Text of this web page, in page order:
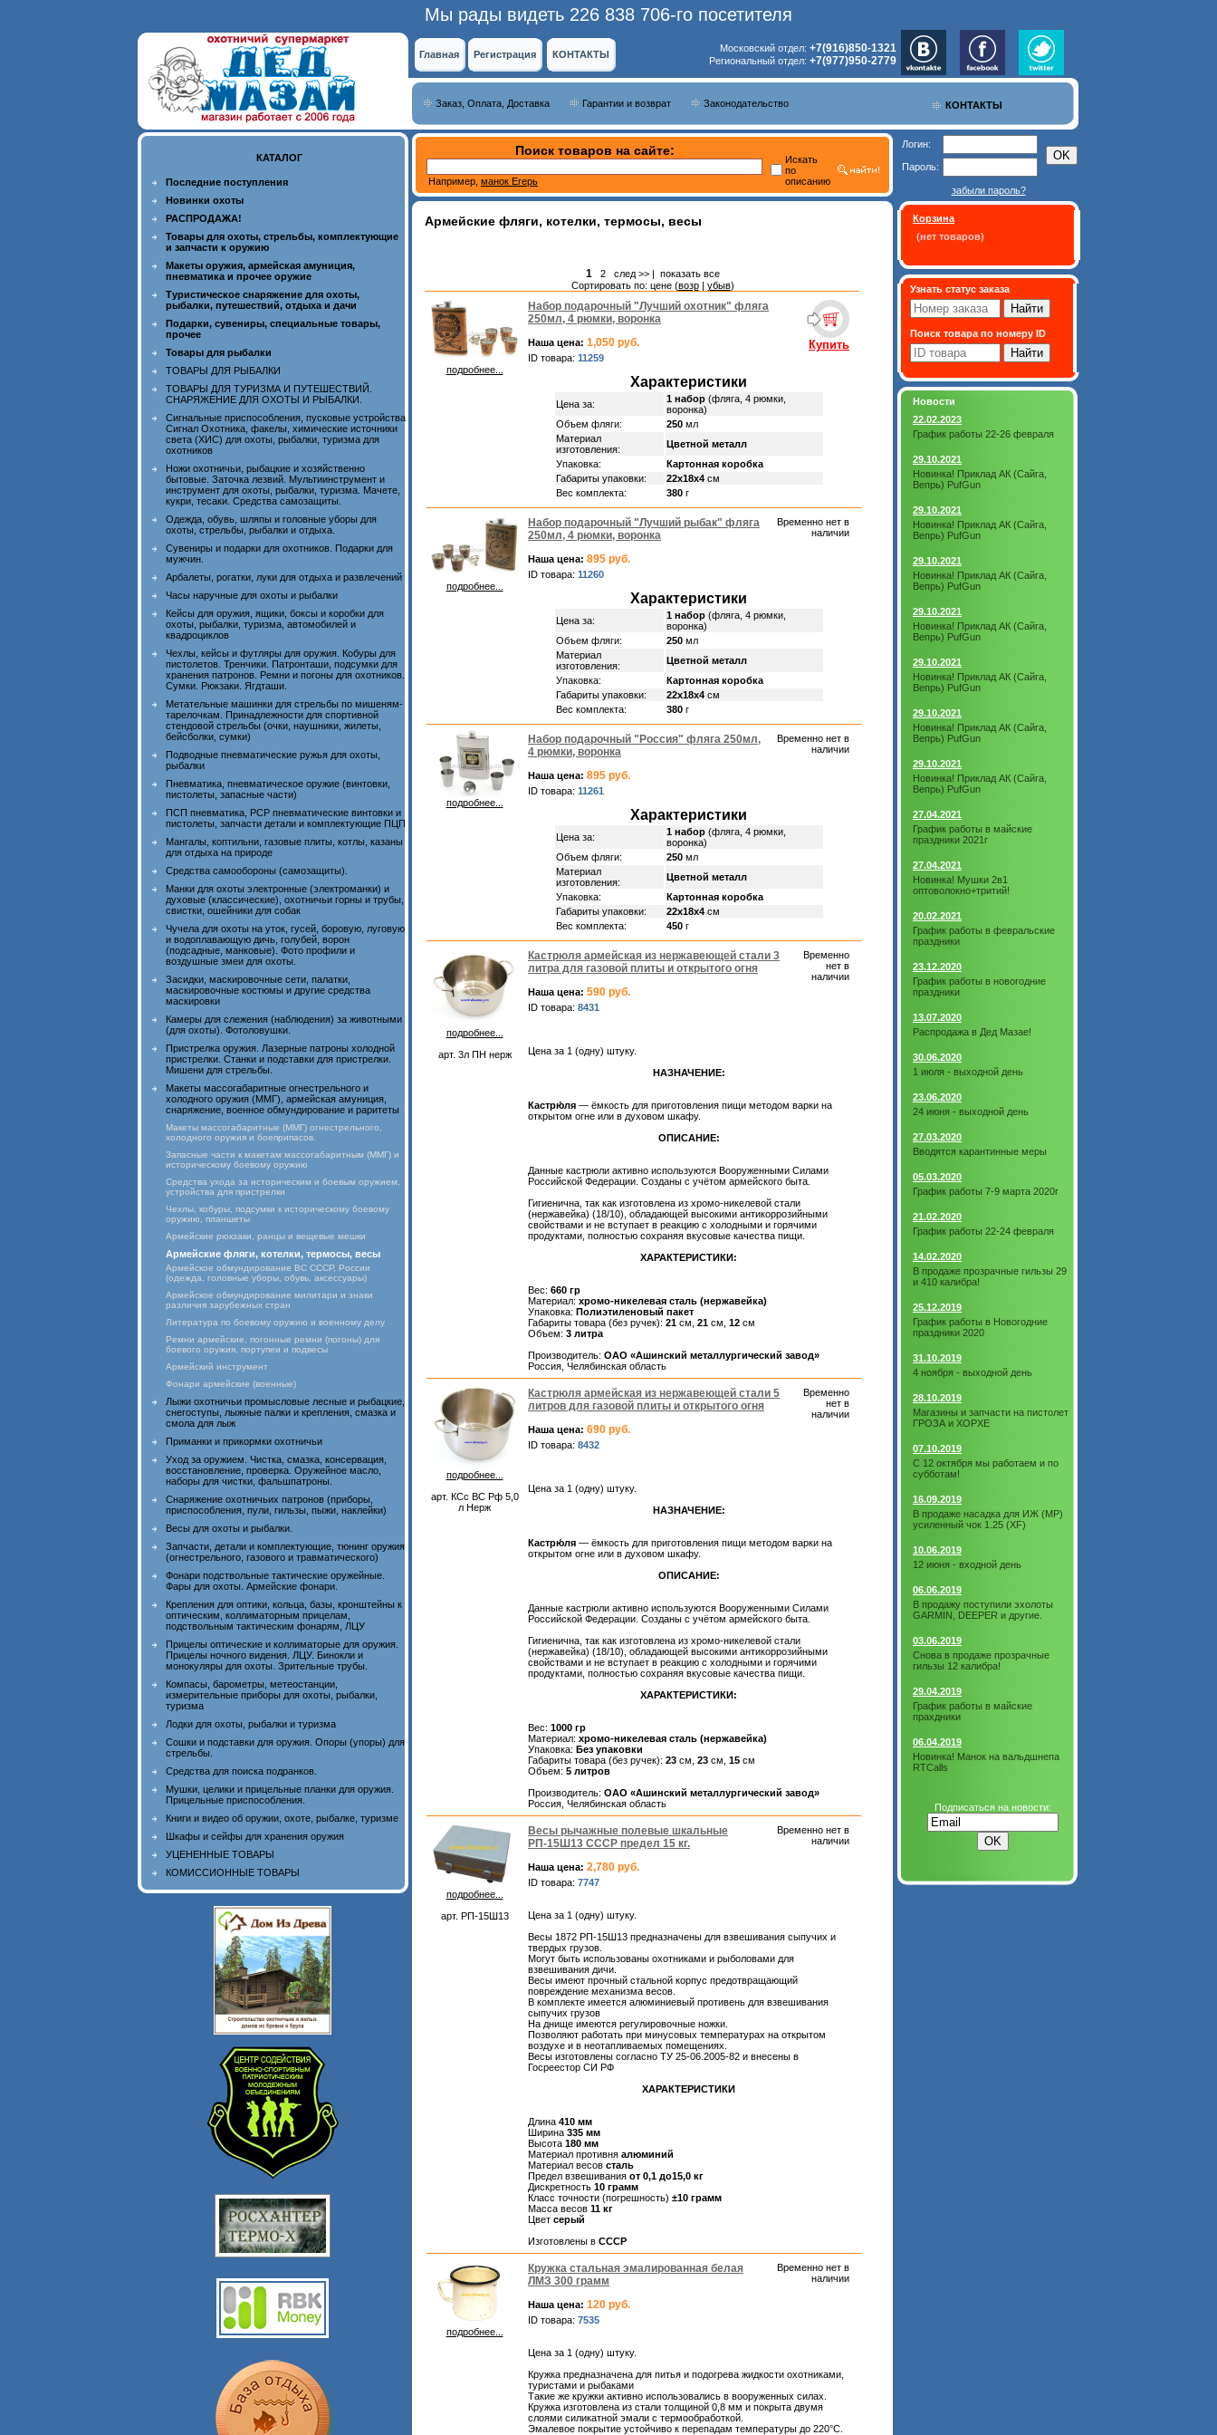
Мы рады видеть 226 838 706-го посетителя
Главная Регистрация КОНТАКТЫ
Московский отдел: +7(916)850-1321
Региональный отдел: +7(977)950-2779
КОНТАКТЫ
Заказ, Оплата, Доставка Гарантии и возврат Законодательство
КАТАЛОГ
Последние поступления
Новинки охоты
РАСПРОДАЖА!
Товары для охоты, стрельбы, комплектующие
и запчасти к оружию
Макеты оружия, армейская амуниция,
пневматика и прочее оружие
Туристическое снаряжение для охоты,
рыбалки, путешествий, отдыха и дачи
Подарки, сувениры, специальные товары,
прочее
Товары для рыбалки
ТОВАРЫ ДЛЯ РЫБАЛКИ
ТОВАРЫ ДЛЯ ТУРИЗМА И ПУТЕШЕСТВИЙ.
СНАРЯЖЕНИЕ ДЛЯ ОХОТЫ И РЫБАЛКИ.
Сигнальные приспособления, пусковые устройства
Сигнал Охотника, факелы, химические источники
света (ХИС) для охоты, рыбалки, туризма для
охотников
Ножи охотничьи, рыбацкие и хозяйственно
бытовые. Заточка лезвий. Мультиинструмент и
инструмент для охоты, рыбалки, туризма. Мачете,
кукри, тесаки. Средства самозащиты.
Одежда, обувь, шляпы и головные уборы для
охоты, стрельбы, рыбалки и отдыха.
Сувениры и подарки для охотников. Подарки для
мужчин.
Арбалеты, рогатки, луки для отдыха и развлечений
Часы наручные для охоты и рыбалки
Кейсы для оружия, ящики, боксы и коробки для
охоты, рыбалки, туризма, автомобилей и
квадроциклов
Чехлы, кейсы и футляры для оружия. Кобуры для
пистолетов. Тренчики. Патронташи, подсумки для
хранения патронов. Ремни и погоны для охотников.
Сумки. Рюкзаки. Ягдташи.
Метательные машинки для стрельбы по мишеням-
тарелочкам. Принадлежности для спортивной
стендовой стрельбы (очки, наушники, жилеты,
бейсболки, сумки)
Подводные пневматические ружья для охоты,
рыбалки
Пневматика, пневматическое оружие (винтовки,
пистолеты, запасные части)
ПСП пневматика, PCP пневматические винтовки и
пистолеты, запчасти детали и комплектующие ПЦП
Мангалы, коптильни, газовые плиты, котлы, казаны
для отдыха на природе
Средства самообороны (самозащиты).
Манки для охоты электронные (электроманки) и
духовые (классические), охотничьи горны и трубы,
свистки, ошейники для собак
Чучела для охоты на уток, гусей, боровую, луговую
и водоплавающую дичь, голубей, ворон
(подсадные, манковые). Фото профили и
воздушные змеи для охоты.
Засидки, маскировочные сети, палатки,
маскировочные костюмы и другие средства
маскировки
Камеры для слежения (наблюдения) за животными
(для охоты). Фотоловушки.
Пристрелка оружия. Лазерные патроны холодной
пристрелки. Станки и подставки для пристрелки.
Мишени для стрельбы.
Макеты массогабаритные огнестрельного и
холодного оружия (ММГ), армейская амуниция,
снаряжение, военное обмундирование и раритеты
Макеты массогабаритные (ММГ) огнестрельного,
холодного оружия и боеприпасов.
Запасные части к макетам массогабаритным (ММГ) и
историческому боевому оружию
Средства ухода за историческим и боевым оружием,
устройства для пристрелки
Чехлы, кобуры, подсумки к историческому боевому
оружию, планшеты
Армейские рюкзаки, ранцы и вещевые мешки
Армейские фляги, котелки, термосы, весы
Армейское обмундирование ВС СССР, России
(одежда, головные уборы, обувь, аксессуары)
Армейское обмундирование милитари и знаки
различия зарубежных стран
Литература по боевому оружию и военному делу
Ремни армейские, погонные ремни (погоны) для
боевого оружия, портупеи и подвесы
Армейский инструмент
Фонари армейские (военные)
Лыжи охотничьи промысловые лесные и рыбацкие,
снегоступы, лыжные палки и крепления, смазка и
смола для лыж
Приманки и прикормки охотничьи
Уход за оружием. Чистка, смазка, консервация,
восстановление, проверка. Оружейное масло,
наборы для чистки, фальшпатроны.
Снаряжение охотничьих патронов (приборы,
приспособления, пули, гильзы, пыжи, наклейки)
Весы для охоты и рыбалки.
Запчасти, детали и комплектующие, тюнинг оружия
(огнестрельного, газового и травматического)
Фонари подствольные тактические оружейные.
Фары для охоты. Армейские фонари.
Крепления для оптики, кольца, базы, кронштейны к
оптическим, коллиматорным прицелам,
подствольным тактическим фонарям, ЛЦУ
Прицелы оптические и коллиматорые для оружия.
Прицелы ночного видения. ЛЦУ. Бинокли и
монокуляры для охоты. Зрительные трубы.
Компасы, барометры, метеостанции,
измерительные приборы для охоты, рыбалки,
туризма
Лодки для охоты, рыбалки и туризма
Сошки и подставки для оружия. Опоры (упоры) для
стрельбы.
Средства для поиска подранков.
Мушки, целики и прицельные планки для оружия.
Прицельные приспособления.
Книги и видео об оружии, охоте, рыбалке, туризме
Шкафы и сейфы для хранения оружия
УЦЕНЕННЫЕ ТОВАРЫ
КОМИССИОННЫЕ ТОВАРЫ
Поиск товаров на сайте:
Например, манок Егерь
Искать
по
описанию
Армейские фляги, котелки, термосы, весы
1 2 след >>| показать все
Сортировать по: цене (возр| убыв)
подробнее...
Набор подарочный "Лучший охотник" фляга
250мл, 4 рюмки, воронка
Наша цена: 1,050 руб.
ID товара: 11259
Купить
Характеристики
Цена за: 1 набор(фляга, 4 рюмки,
воронка)
Объем фляги:
250 мл
Материал
изготовления:
Цветной металл
Упаковка:
Картонная коробка
Габариты упаковки:
22х18х4 см
Вес комплекта:
380г
подробнее...
Набор подарочный "Лучший рыбак" фляга
250мл, 4 рюмки, воронка
Наша цена: 895 руб.
ID товара: 11260
Временно нет в
наличии
Характеристики
Цена за: 1 набор(фляга, 4 рюмки,
воронка)
Объем фляги:
250 мл
Материал
изготовления:
Цветной металл
Упаковка:
Картонная коробка
Габариты упаковки:
22х18х4 см
Вес комплекта:
380г
подробнее...
Набор подарочный "Россия" фляга 250мл,
4 рюмки, воронка
Наша цена: 895 руб.
ID товара: 11261
Временно нет в
наличии
Характеристики
Цена за: 1 набор(фляга, 4 рюмки,
воронка)
Объем фляги:
250 мл
Материал
изготовления:
Цветной металл
Упаковка:
Картонная коробка
Габариты упаковки:
22х18х4 см
Вес комплекта:
450г
подробнее...
арт. 3л ПН нерж
Кастрюля армейская из нержавеющей стали 3
литра для газовой плиты и открытого огня
Наша цена: 590 руб.
ID товара: 8431
Временно
нет в
наличии
Цена за 1 (одну) штуку.
НАЗНАЧЕНИЕ:
Кастрю́ля — ёмкость для приготовления пищи методом варки на
открытом огне или в духовом шкафу.
ОПИСАНИЕ:
Данные кастрюли активно используются Вооруженными Силами
Российской Федерации. Созданы с учётом армейского быта.
Гигиенична, так как изготовлена из хромо-никелевой стали
(нержавейка) (18/10), обладающей высокими антикоррозийными
свойствами и не вступает в реакцию с холодными и горячими
продуктами, полностью сохраняя вкусовые качества пищи.
ХАРАКТЕРИСТИКИ:
Вес: 660 гр
Материал: хромо-никелевая сталь (нержавейка)
Упаковка: Полиэтиленовый пакет
Габариты товара (без ручек): 21 см, 21 см, 12 см
Объем: 3 литра
Производитель: ОАО «Ашинский металлургический завод»
Россия, Челябинская область
подробнее...
арт. КСс ВС Рф 5,0
л Нерж
Кастрюля армейская из нержавеющей стали 5
литров для газовой плиты и открытого огня
Наша цена: 690 руб.
ID товара: 8432
Временно
нет в
наличии
Цена за 1 (одну) штуку.
НАЗНАЧЕНИЕ:
Кастрю́ля — ёмкость для приготовления пищи методом варки на
открытом огне или в духовом шкафу.
ОПИСАНИЕ:
Данные кастрюли активно используются Вооруженными Силами
Российской Федерации. Созданы с учётом армейского быта.
Гигиенична, так как изготовлена из хромо-никелевой стали
(нержавейка) (18/10), обладающей высокими антикоррозийными
свойствами и не вступает в реакцию с холодными и горячими
продуктами, полностью сохраняя вкусовые качества пищи.
ХАРАКТЕРИСТИКИ:
Вес: 1000 гр
Материал: хромо-никелевая сталь (нержавейка)
Упаковка: Без упаковки
Габариты товара (без ручек): 23 см, 23 см, 15 см
Объем: 5 литров
Производитель: ОАО «Ашинский металлургический завод»
Россия, Челябинская область
подробнее...
арт. РП-15Ш13
Весы рычажные полевые шкальные
РП-15Ш13 СССР предел 15 кг.
Наша цена: 2,780 руб.
ID товара: 7747
Временно нет в
наличии
Цена за 1 (одну) штуку.
Весы 1872 РП-15Ш13 предназначены для взвешивания сыпучих и
твердых грузов.
Могут быть использованы охотниками и рыболовами для
взвешивания дичи.
Весы имеют прочный стальной корпус предотвращающий
повреждение механизма весов.
В комплекте имеется алюминиевый противень для взвешивания
сыпучих грузов
На днище имеются регулировочные ножки.
Позволяют работать при минусовых температурах на открытом
воздухе и в неотапливаемых помещениях.
Весы изготовлены согласно ТУ 25-06.2005-82 и внесены в
Госреестор СИ РФ
ХАРАКТЕРИСТИКИ
Длина 410 мм
Ширина 335 мм
Высота 180 мм
Материал противня алюминий
Материал весов сталь
Предел взвешивания от 0,1 до15,0 кг
Дискретность 10 грамм
Класс точности (погрешность) ±10 грамм
Масса весов 11 кг
Цвет серый
Изготовлены в СССР
подробнее...
Кружка стальная эмалированная белая
ЛМЗ 300 грамм
Наша цена: 120 руб.
ID товара: 7535
Временно нет в
наличии
Цена за 1 (одну) штуку.
Кружка предназначена для питья и подогрева жидкости охотниками,
туристами и рыбаками
Такие же кружки активно использовались в вооруженных силах.
Кружка изготовлена из стали толщиной 0,8 мм и покрыта двумя
слоями силикатной эмали с термообработкой.
Эмалевое покрытие устойчиво к перепадам температуры до 220°С.
Логин:
Пароль:
забыли пароль?
Корзина
(нет товаров)
Узнать статус заказа
Поиск товара по номеру ID
Новости
22.02.2023
График работы 22-26 февраля
29.10.2021
Новинка! Приклад АК (Сайга,
Вепрь) PufGun
29.10.2021
Новинка! Приклад АК (Сайга,
Вепрь) PufGun
29.10.2021
Новинка! Приклад АК (Сайга,
Вепрь) PufGun
29.10.2021
Новинка! Приклад АК (Сайга,
Вепрь) PufGun
29.10.2021
Новинка! Приклад АК (Сайга,
Вепрь) PufGun
29.10.2021
Новинка! Приклад АК (Сайга,
Вепрь) PufGun
29.10.2021
Новинка! Приклад АК (Сайга,
Вепрь) PufGun
27.04.2021
График работы в майские
праздники 2021г
27.04.2021
Новинка! Мушки 2в1
оптоволокно+тритий!
20.02.2021
График работы в февральские
праздники
23.12.2020
График работы в новогодние
праздники
13.07.2020
Распродажа в Дед Мазае!
30.06.2020
1 июля - выходной день
23.06.2020
24 июня - выходной день
27.03.2020
Вводятся карантинные меры
05.03.2020
График работы 7-9 марта 2020г
21.02.2020
График работы 22-24 февраля
14.02.2020
В продаже прозрачные гильзы 29
и 410 калибра!
25.12.2019
График работы в Новогодние
праздники 2020
31.10.2019
4 ноября - выходной день
28.10.2019
Магазины и запчасти на пистолет
ГРОЗА и ХОРХЕ
07.10.2019
С 12 октября мы работаем и по
субботам!
16.09.2019
В продаже насадка для ИЖ (МР)
усиленный чок 1.25 (XF)
10.06.2019
12 июня - входной день
06.06.2019
В продажу поступили эхолоты
GARMIN, DEEPER и другие.
03.06.2019
Снова в продаже прозрачные
гильзы 12 калибра!
29.04.2019
График работы в майские
прахдники
06.04.2019
Новинка! Манок на вальдшнепа
RTCalls
Подписаться на новости: